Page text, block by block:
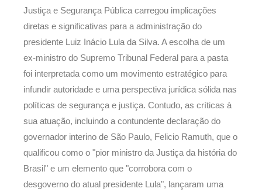
Justiça e Segurança Pública carregou implicações
diretas e significativas para a administração do
presidente Luiz Inácio Lula da Silva. A escolha de um
ex-ministro do Supremo Tribunal Federal para a pasta
foi interpretada como um movimento estratégico para
infundir autoridade e uma perspectiva jurídica sólida nas
políticas de segurança e justiça. Contudo, as críticas à
sua atuação, incluindo a contundente declaração do
governador interino de São Paulo, Felicio Ramuth, que o
qualificou como o "pior ministro da Justiça da história do
Brasil" e um elemento que "corrobora com o
desgoverno do atual presidente Lula", lançaram uma